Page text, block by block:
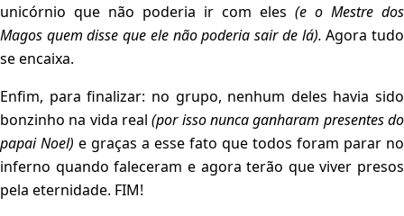
unicórnio que não poderia ir com eles (e o Mestre dos
Magos quem disse que ele não poderia sair de lá). Agora tudo
se encaixa.
Enfim, para finalizar: no grupo, nenhum deles havia sido
bonzinho na vida real(por isso nunca ganharam presentes do
papai Noel) e graças a esse fato que todos foram parar no
inferno quando faleceram e agora terão que viver presos
pela eternidade. FIM!